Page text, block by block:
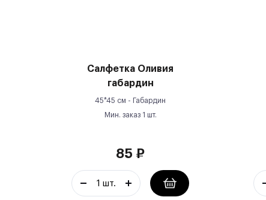
Салфетка Оливия
габардин
45*45 см - Габардин
Мин. заказ 1 шт.
85 ₽